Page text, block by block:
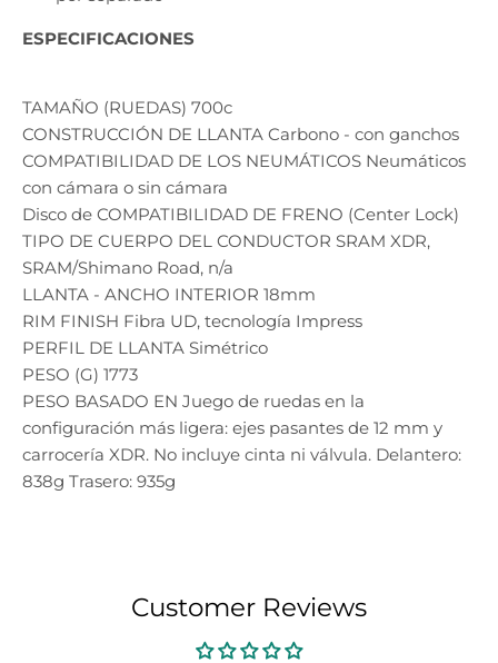
ESPECIFICACIONES
TAMAÑO (RUEDAS) 700c
CONSTRUCCIÓN DE LLANTA Carbono - con ganchos
COMPATIBILIDAD DE LOS NEUMÁTICOS Neumáticos
con cámara o sin cámara
Disco de COMPATIBILIDAD DE FRENO (Center Lock)
TIPO DE CUERPO DEL CONDUCTOR SRAM XDR,
SRAM/Shimano Road, n/a
LLANTA - ANCHO INTERIOR 18mm
RIM FINISH Fibra UD, tecnología Impress
PERFIL DE LLANTA Simétrico
PESO (G) 1773
PESO BASADO EN Juego de ruedas en la
configuración más ligera: ejes pasantes de 12 mm y
carrocería XDR. No incluye cinta ni válvula. Delantero:
838g Trasero: 935g
Customer Reviews